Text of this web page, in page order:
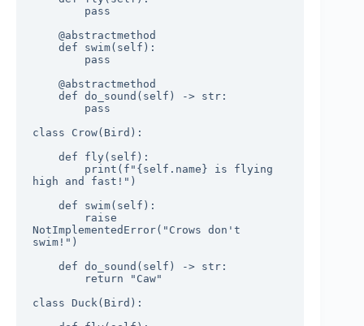
class Crow(Bird):
high and fast!")
NotImplementedError("Crows don't
swim!")
class Duck(Bird):